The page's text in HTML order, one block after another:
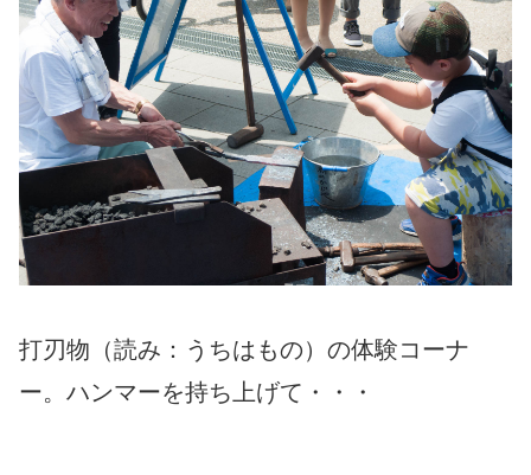
打刃物（読み：うちはもの）の体験コーナ
ー。ハンマーを持ち上げて・・・